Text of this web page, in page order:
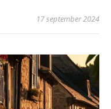
17 september 2024